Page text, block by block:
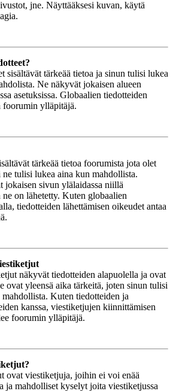
jne. Näyttääksesi kuvan, käytä
sisältävät tärkeää tietoa ja sinun tulisi lukea
Ne näkyvät jokaisen alueen
asetuksissa. Globaalien tiedotteiden
foorumin ylläpitäjä.
tärkeää tietoa foorumista jota olet
ne tulisi lukea aina kun mahdollista.
jokaisen sivun ylälaidassa niillä
on lähetetty. Kuten globaalien
tiedotteiden lähettämisen oikeudet antaa
näkyvät tiedotteiden alapuolella ja ovat
ovat yleensä aika tärkeitä, joten sinun tulisi
Kuten tiedotteiden ja
kanssa, viestiketjujen kiinnittämisen
foorumin ylläpitäjä.
ovat viestiketjuja, joihin ei voi enää
ja mahdolliset kyselyt joita viestiketjussa